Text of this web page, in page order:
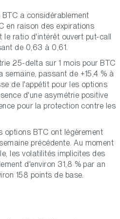
a considérablement
en raison des expirations
ratio d'intérêt ouvert put-call
de 0,63 à 0,61.
25-delta sur 1 mois pour BTC
semaine, passant de +15,4 % à
de l'appétit pour les options
d'une asymétrie positive
pour la protection contre les
options BTC ont légèrement
précédente. Au moment
les volatilités implicites des
d'environ 31,8 % par an
158 points de base.